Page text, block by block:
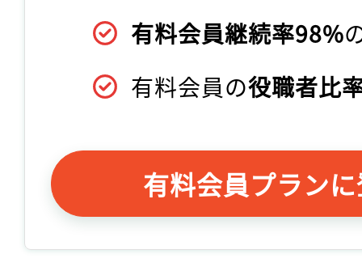
有料会員継続率98%
有料会員の役職者比
有料会員プラン